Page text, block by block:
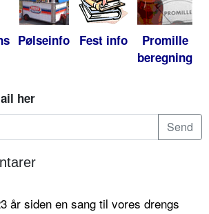
Pølseinfo Fest info
Promille
beregning
her
år siden en sang til vores drengs